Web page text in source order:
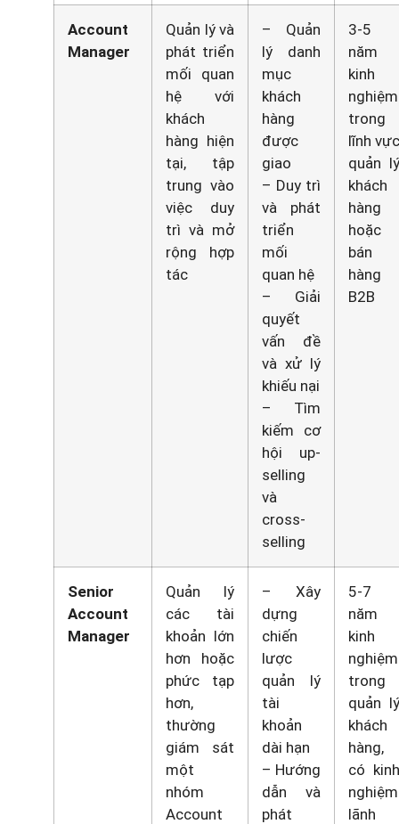
Account
Manager
Quản lý và
phát triển
mối quan
hệ với
khách
hàng hiện
tại, tập
trung vào
việc duy
trì và mở
rộng hợp
tác
– Quản
lý danh
mục
khách
hàng
được
giao
– Duy trì
và phát
triển
mối
quan hệ
– Giải
quyết
vấn đề
và xử lý
khiếu nại
– Tìm
kiếm cơ
hội up-
selling
và
cross-
selling
3-5
năm
kinh
nghiệm
trong
lĩnh vực
quản lý
khách
hàng
hoặc
bán
hàng
B2B
Senior
Account
Manager
Quản lý
các tài
khoản lớn
hơn hoặc
phức tạp
hơn,
thường
giám sát
một
nhóm
Account
– Xây
dựng
chiến
lược
quản lý
tài
khoản
dài hạn
– Hướng
dẫn và
phát
5-7
năm
kinh
nghiệm
trong
quản lý
khách
hàng,
có kinh
nghiệm
lãnh